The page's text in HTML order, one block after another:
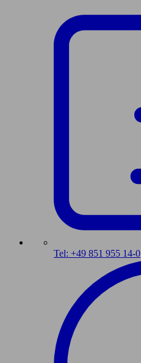
Tel: +49 851 955 14-0